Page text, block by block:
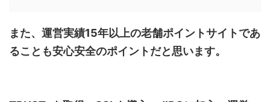
また、運営実績15年以上の老舗ポイントサイトであ
ることも安心安全のポイントだと思います。